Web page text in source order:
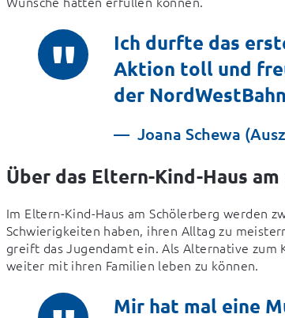
Ich durfte das
Aktion toll und
der
Joana Schewa
Über das Eltern-Kind-Haus
Im Eltern-Kind-Haus am Schölerberg werden
Schwierigkeiten haben, ihren Alltag zu
greift das Jugendamt ein. Als Alternative
weiter mit ihren Familien leben zu können.
Mir hat mal eine